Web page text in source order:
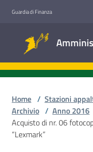
Guardia di Finanza
Accesso
Home / Stazioni
Archivio / Anno 2016
Acquisto di nr. 06
“Lexmark”